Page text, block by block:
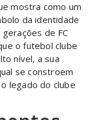
mostra como um
da identidade
de FC
o futebol clube
nível, a sua
se constroem
legado do clube